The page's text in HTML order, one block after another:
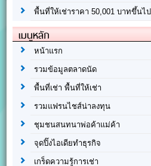
พื้นที่ให้เช่าราคา 50,001 บาทขึ้นไป
เมนูหลัก
หน้าแรก
รวมข้อมูลตลาดนัด
พื้นที่เช่า พื้นที่ให้เช่า
รวมแฟรนไชส์น่าลงทุน
ชุมชนสนทนาพ่อค้าแม่ค้า
จุดปิ๊งไอเดียทำธุรกิจ
เกร็ดความรู้การเช่า